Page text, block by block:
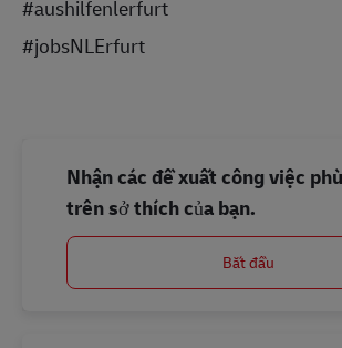
#aushilfenlerfurt
#jobsNLErfurt
Nhận các đề xuất công việc
trên sở thích của bạn.
Bắt đầu